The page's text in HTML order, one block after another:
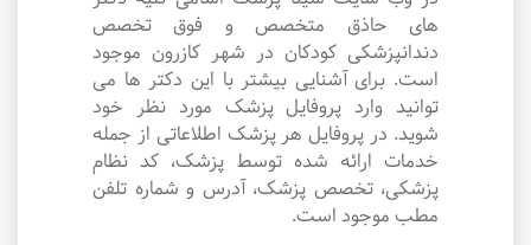
های حاذق متخصص و فوق تخصص
دندانپزشکی کودکان در شهر کازرون موجود
است. برای آشنایی بیشتر با این دکتر ها می
توانید وارد پروفایل پزشک مورد نظر خود
شوید. در پروفایل هر پزشک اطلاعاتی از جمله
خدمات ارائه شده توسط پزشک، کد نظام
پزشکی، تخصص پزشک، آدرس و شماره تلفن
مطب موجود است.